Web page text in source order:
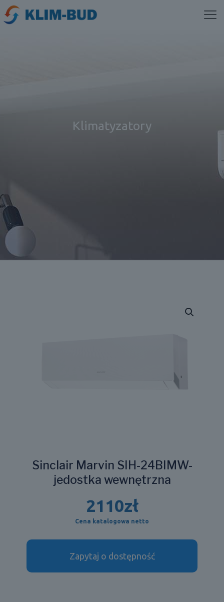
Klimatyzatory
Sinclair Marvin SIH-24BIMW-
jedostka wewnętrzna
2110zł
Cena katalogowa netto
Zapytaj o dostępność